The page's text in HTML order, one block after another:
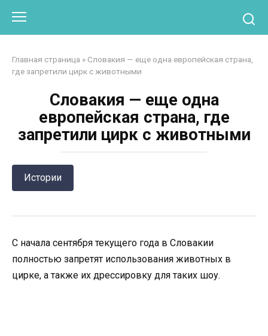
контенту
Главная страница » Словакия — еще одна европейская страна,
где запретили цирк с животными
Словакия — еще одна
европейская страна, где
запретили цирк с животными
Истории
С начала сентября текущего года в Словакии
полностью запретят использования животных в
цирке, а также их дрессировку для таких шоу.